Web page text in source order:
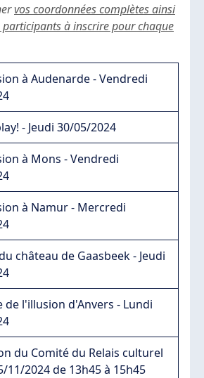
vos coordonnées complètes ainsi
à inscrire pour chaque
à Audenarde - Vendredi
- Jeudi 30/05/2024
à Mons - Vendredi
à Namur - Mercredi
château de Gaasbeek - Jeudi
de l'illusion d'Anvers - Lundi
du Comité du Relais culturel
11/2024 de 13h45 à 15h45